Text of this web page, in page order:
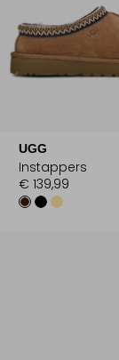
UGG
Instappers
€ 139,99